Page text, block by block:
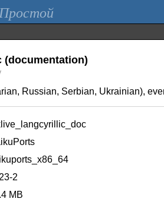
Простой
(documentation)
Russian, Serbian, Ukrainian),
2
MB